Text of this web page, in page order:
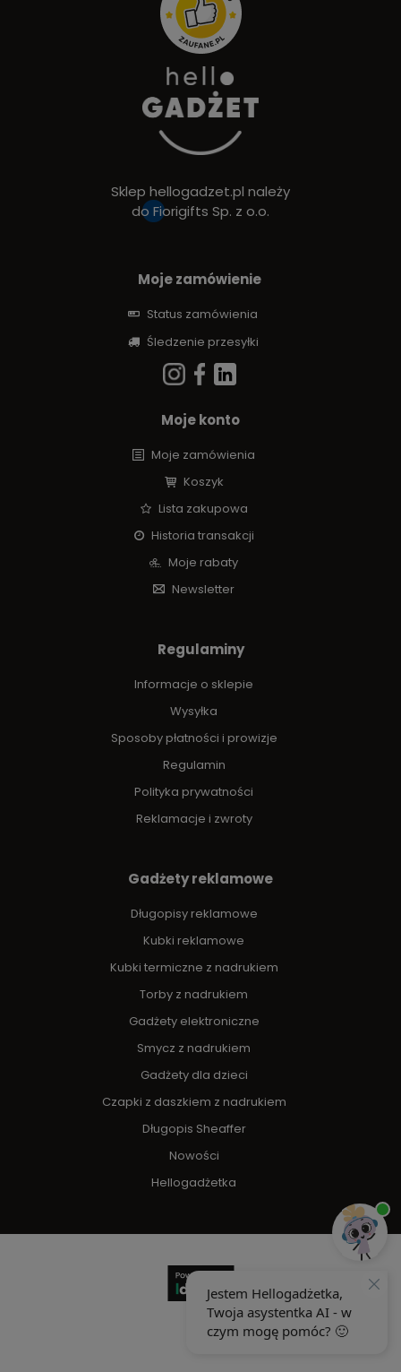
Sklep hellogadzet.pl należy
do Fiorigifts Sp. z o.o.
Moje zamówienie
Status zamówienia
Śledzenie przesyłki
Moje konto
Moje zamówienia
Koszyk
Lista zakupowa
Historia transakcji
Moje rabaty
Newsletter
Regulaminy
Informacje o sklepie
Wysyłka
Sposoby płatności i prowizje
Regulamin
Polityka prywatności
Reklamacje i zwroty
Gadżety reklamowe
Długopisy reklamowe
Kubki reklamowe
Kubki termiczne z nadrukiem
Torby z nadrukiem
Gadżety elektroniczne
Smycz z nadrukiem
Gadżety dla dzieci
Czapki z daszkiem z nadrukiem
Długopis Sheaffer
Nowości
Hellogadżetka